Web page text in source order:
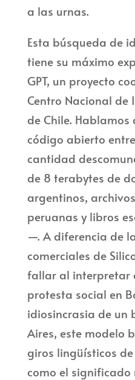
a las urnas.
Esta búsqueda de
tiene su máximo
GPT, un proyecto
Centro Nacional
de Chile.
código abierto
cantidad
de 8 terabytes de
argentinos,
peruanas y libros
—. A diferencia de
comerciales de
fallar al interpretar
protesta social en
idiosincrasia de un
Aires, este modelo
giros lingüísticos
como el significado